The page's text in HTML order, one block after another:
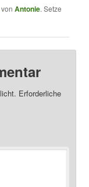
vonAntonie. Setze
Erforderliche